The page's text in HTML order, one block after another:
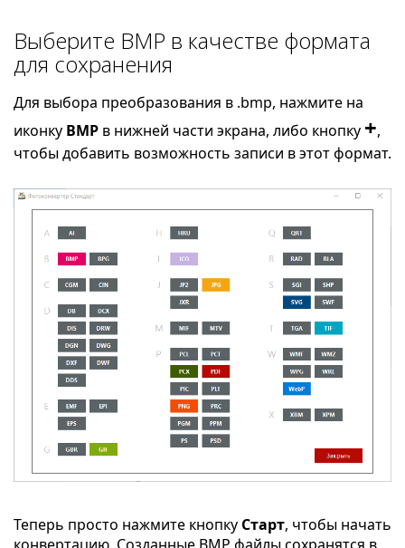
Выберите BMP в качестве формата
для сохранения
Для выбора преобразования в .bmp, нажмите на
иконку BMP в нижней части экрана, либо кнопку +,
чтобы добавить возможность записи в этот формат.
Теперь просто нажмите кнопку Старт, чтобы начать